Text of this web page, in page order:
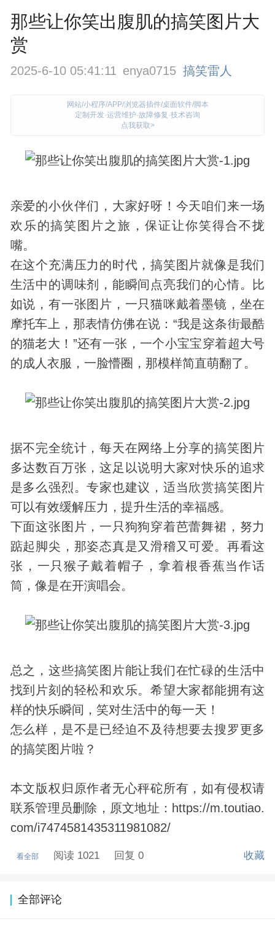
那些让你笑出腹肌的搞笑图片大
赏
2025-6-10 05:41:11 enya0715 搞笑雷人
网站/小程序/APP/浏览器插件/桌面软件/脚本
定制开发·运营维护·故障修复·技术咨询
点我获取>
亲爱的小伙伴们，大家好呀！今天咱们来一场
欢乐的搞笑图片之旅，保证让你笑得合不拢
嘴。
在这个充满压力的时代，搞笑图片就像是我们
生活中的调味剂，能瞬间点亮我们的心情。比
如说，有一张图片，一只猫咪戴着墨镜，坐在
摩托车上，那表情仿佛在说：“我是这条街最酷
的猫老大！”还有一张，一个小宝宝穿着超大号
的成人衣服，一脸懵圈，那模样简直萌翻了。
据不完全统计，每天在网络上分享的搞笑图片
多达数百万张，这足以说明大家对快乐的追求
是多么强烈。专家也建议，适当欣赏搞笑图片
可以有效缓解压力，提升生活的幸福感。
下面这张图片，一只狗狗穿着芭蕾舞裙，努力
踮起脚尖，那姿态真是又滑稽又可爱。再看这
张，一只猴子戴着帽子，拿着根香蕉当作话
筒，像是在开演唱会。
总之，这些搞笑图片能让我们在忙碌的生活中
找到片刻的轻松和欢乐。希望大家都能拥有这
样的快乐瞬间，笑对生活中的每一天！
怎么样，是不是已经迫不及待想要去搜罗更多
的搞笑图片啦？
本文版权归原作者无心秤砣所有，如有侵权请
联系管理员删除，原文地址：https://m.toutiao.
com/i7474581435311981082/
看全部 阅读 1021 回复 0 收藏
全部评论